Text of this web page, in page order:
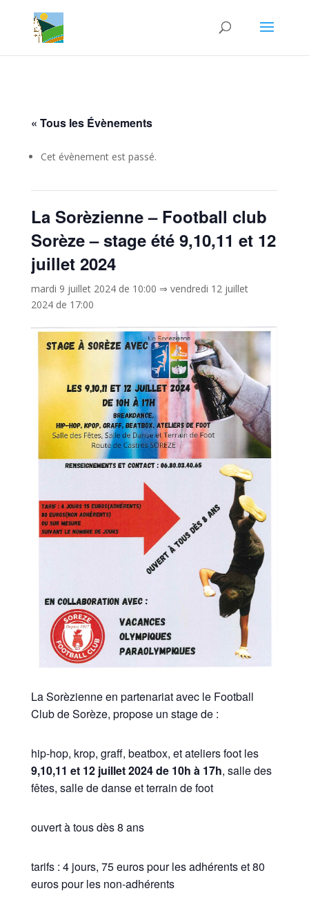
« Tous les Évènements
Cet évènement est passé.
La Sorèzienne – Football club
Sorèze – stage été 9,10,11 et 12
juillet 2024
mardi 9 juillet 2024 de 10:00 ⇒ vendredi 12 juillet
2024 de 17:00
La Sorèzienne en partenariat avec le Football
Club de Sorèze, propose un stage de :
hip-hop, krop, graff, beatbox, et ateliers foot les
9,10,11 et 12 juillet 2024 de 10h à 17h, salle des
fêtes, salle de danse et terrain de foot
ouvert à tous dès 8 ans
tarifs : 4 jours, 75 euros pour les adhérents et 80
euros pour les non-adhérents